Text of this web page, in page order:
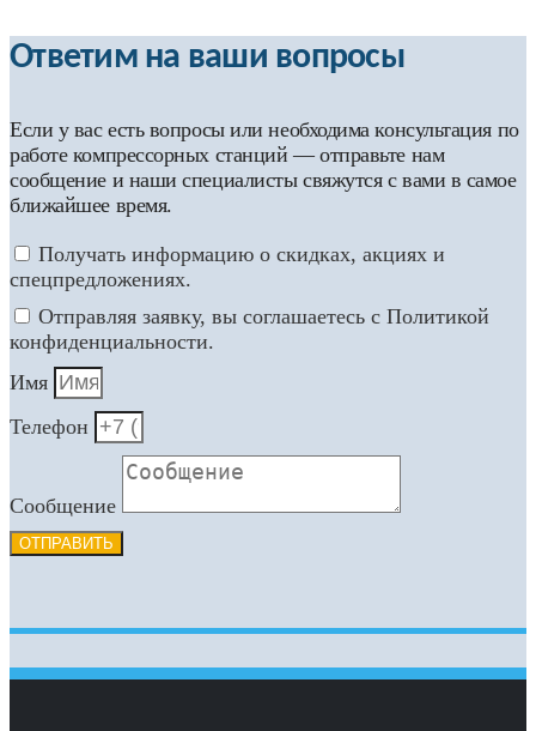
Ответим на ваши вопросы
Если у вас есть вопросы или необходима консультация по
работе компрессорных станций — отправьте нам
сообщение и наши специалисты свяжутся с вами в самое
ближайшее время.
Получать информацию о скидках, акциях и
спецпредложениях.
Отправляя заявку, вы соглашаетесь с Политикой
конфиденциальности.
Имя
Телефон
Сообщение
ОТПРАВИТЬ